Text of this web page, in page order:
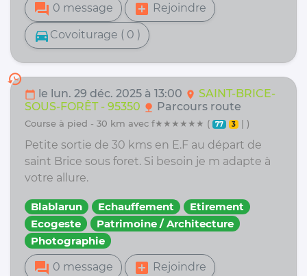
forum 0 message add_box Rejoindre
directions_car Covoiturage ( 0 )
history
calendar_today le lun. 29 déc. 2025 à 13:00 location_on SAINT-BRICE-
SOUS-FORÊT - 95350 nature Parcours route
course à pied - 30 km avec f★★★★★★ ( 77 3 | )
Petite sortie de 30 kms en E.F au départ de
saint Brice sous foret. Si besoin je m adapte à
votre allure.
Blablarun Echauffement
Etirement
Ecogeste
Patrimoine / Architecture
Photographie
forum 0 message add_box Rejoindre